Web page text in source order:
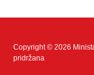
Copyright © 2026
pridržana